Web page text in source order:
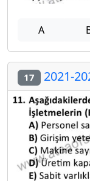
A
17 2021-